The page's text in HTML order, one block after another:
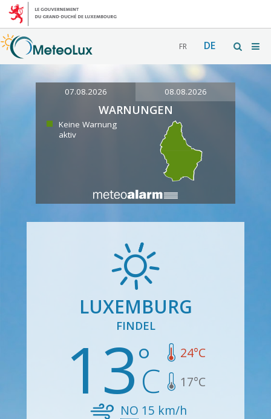
FR DE
07.08.2026 08.08.2026
WARNUNGEN
Keine Warnung
aktiv
LUXEMBURG
FINDEL
13 24°C
17°C
NO 15 km/h